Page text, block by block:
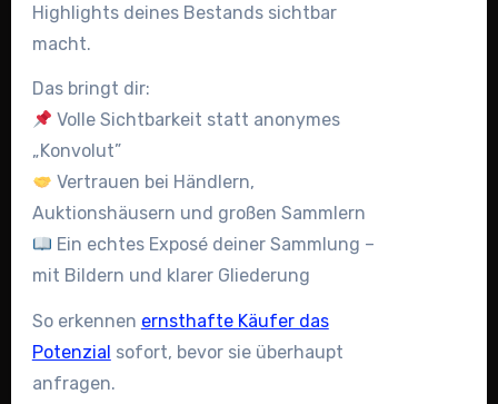
Highlights deines Bestands sichtbar
macht.
Das bringt dir:
Volle Sichtbarkeit statt anonymes
„Konvolut”
Vertrauen bei Händlern,
Auktionshäusern und großen Sammlern
Ein echtes Exposé deiner Sammlung –
mit Bildern und klarer Gliederung
So erkennen ernsthafte Käufer das
Potenzial sofort, bevor sie überhaupt
anfragen.